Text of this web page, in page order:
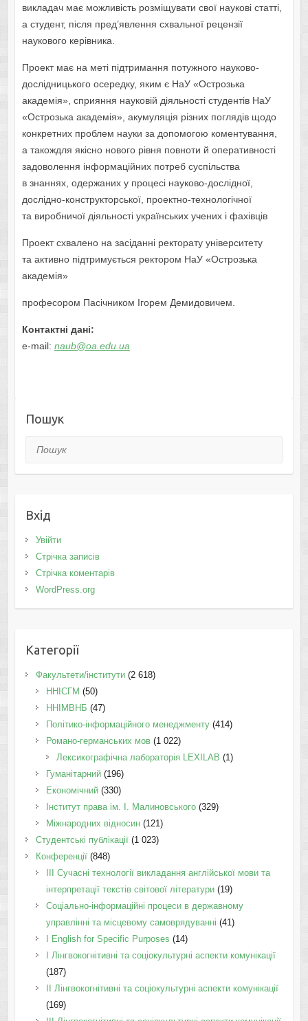
викладач має можливість розміщувати свої наукові статті,
а студент, після пред’явлення схвальної рецензії
наукового керівника.
Проект має на меті підтримання потужного науково-
дослідницького осередку, яким є НаУ «Острозька
академія», сприяння науковій діяльності студентів НаУ
«Острозька академія», акумуляція різних поглядів щодо
конкретних проблем науки за допомогою коментування,
а такождля якісно нового рівня повноти й оперативності
задоволення інформаційних потреб суспільства
в знаннях, одержаних у процесі науково-дослідної,
дослідно-конструкторської, проектно-технологічної
та виробничої діяльності українських учених і фахівців
Проект схвалено на засіданні ректорату університету
та активно підтримується ректором НаУ «Острозька
академія»
професором Пасічником Ігорем Демидовичем.
Контактні дані:
e-mail: naub@oa.edu.ua
Пошук
Пошук
Вхід
Увійти
Стрічка записів
Стрічка коментарів
WordPress.org
Категорії
Факультети/інститути(2 618)
ННІСГМ (50)
ННІМВНБ (47)
Політико-інформаційного менеджменту(414)
Романо-германських мов(1 022)
Лексикографічна лабораторія LEXILAB (1)
Гуманітарний(196)
Економічний(330)
Інститут права ім. І. Малиновського(329)
Міжнародних відносин(121)
Студентські публікації(1 023)
Конференції(848)
III Сучасні технології викладання англійської мови та
інтерпретації текстів світової літератури(19)
Соціально-інформаційні процеси в державному
управлінні та місцевому самоврядуванні (41)
І English for Specific Purposes (14)
I Лінгвокогнітивні та соціокультурні аспекти комунікації
(187)
IІ Лінгвокогнітивні та соціокультурні аспекти комунікації
(169)